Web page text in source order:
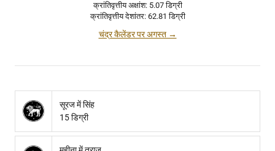
क्रांतिवृत्तीय अक्षांश: 5.07 डिग्री
क्रांतिवृत्तीय देशांतर: 62.81 डिग्री
चंद्र कैलेंडर पर अगस्त →
सूरज में सिंह
15 डिग्री